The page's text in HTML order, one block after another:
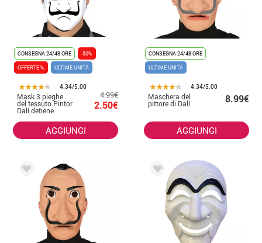
CONSEGNA 24/48 ORE
-50%
OFFERTE %
ULTIME UNITÀ
4.34/5.00
Mask 3 pieghe
del tessuto Pintor
Dalí detiene
4.99€
2.50€
AGGIUNGI
CONSEGNA 24/48 ORE
ULTIME UNITÀ
4.34/5.00
Maschera del
pittore di Dalí 8.99€
AGGIUNGI